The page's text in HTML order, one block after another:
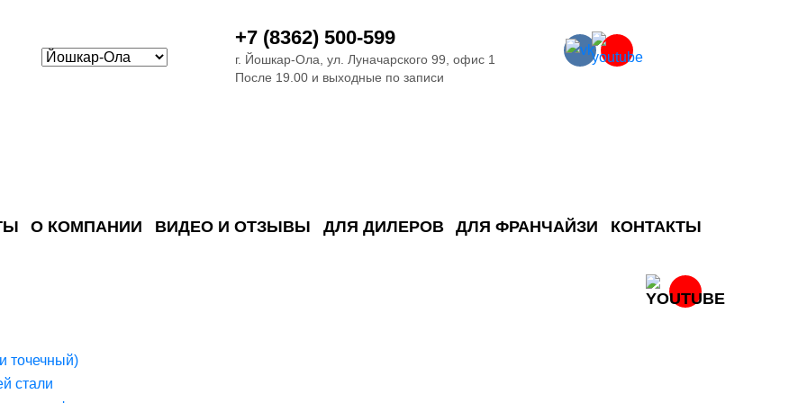
+7 (8362) 500-599
г. Йошкар-Ола, ул. Луначарского 99, офис 1
После 19.00 и выходные по записи
О КОМПАНИИ ВИДЕО И ОТЗЫВЫ ДЛЯ ДИЛЕРОВ ДЛЯ ФРАНЧАЙЗИ КОНТАКТЫ
точечный)
стали